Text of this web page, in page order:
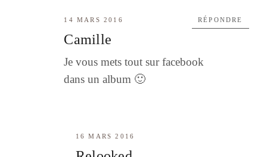
14 MARS 2016
Camille
Je vous mets tout sur facebook
dans un album 🙂
RÉPONDRE
16 MARS 2016